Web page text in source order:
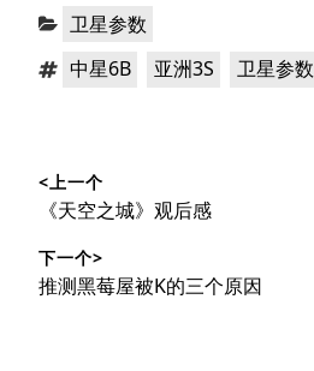
分 卫星参数
标 中星6B ，亚洲3S ，
卫星参数
章
导
航
<上一个
上
文
章：
《天空之城》观后感
下一个>
下
推测黑莓屋被K的三个原因